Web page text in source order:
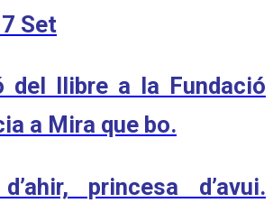
Set
del llibre a la Fundació
a Mira que bo.
princesa d’avui.